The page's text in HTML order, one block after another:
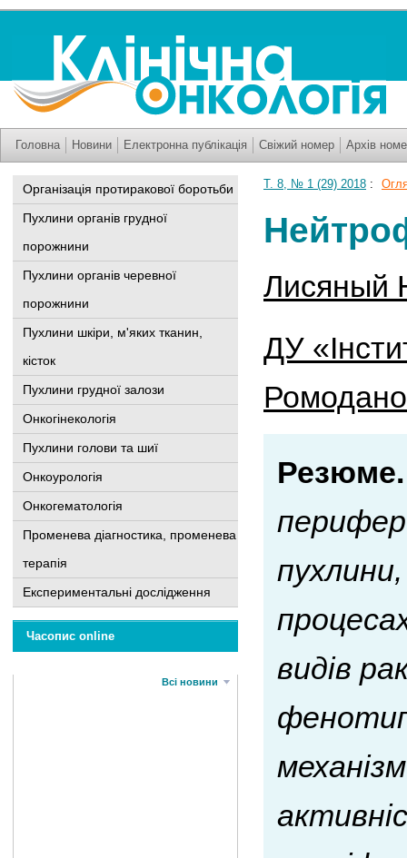
Головна Новини Електронна публікація Свіжий номер Архів
Організація протиракової боротьби
Пухлини органів грудної
порожнини
Пухлини органів черевної
порожнини
Пухлини шкіри, м'яких тканин,
кісток
Пухлини грудної залози
Онкогінекологія
Пухлини голови та шиї
Онкоурологія
Онкогематологія
Променева діагностика, променева
терапія
Експериментальні дослідження
Часопис online
Всі новини
Т. 8, № 1 (29) 2018 :
Лисяный
ДУ
Резюме.
видів